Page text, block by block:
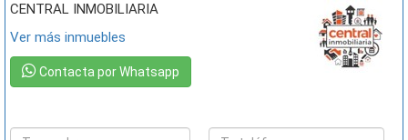
CENTRAL INMOBILIARIA
Ver más inmuebles
Contacta por Whatsapp